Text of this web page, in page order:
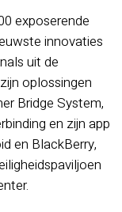
exposerende
innovaties
uit de
oplossingen
Bridge System,
en zijn app
en BlackBerry,